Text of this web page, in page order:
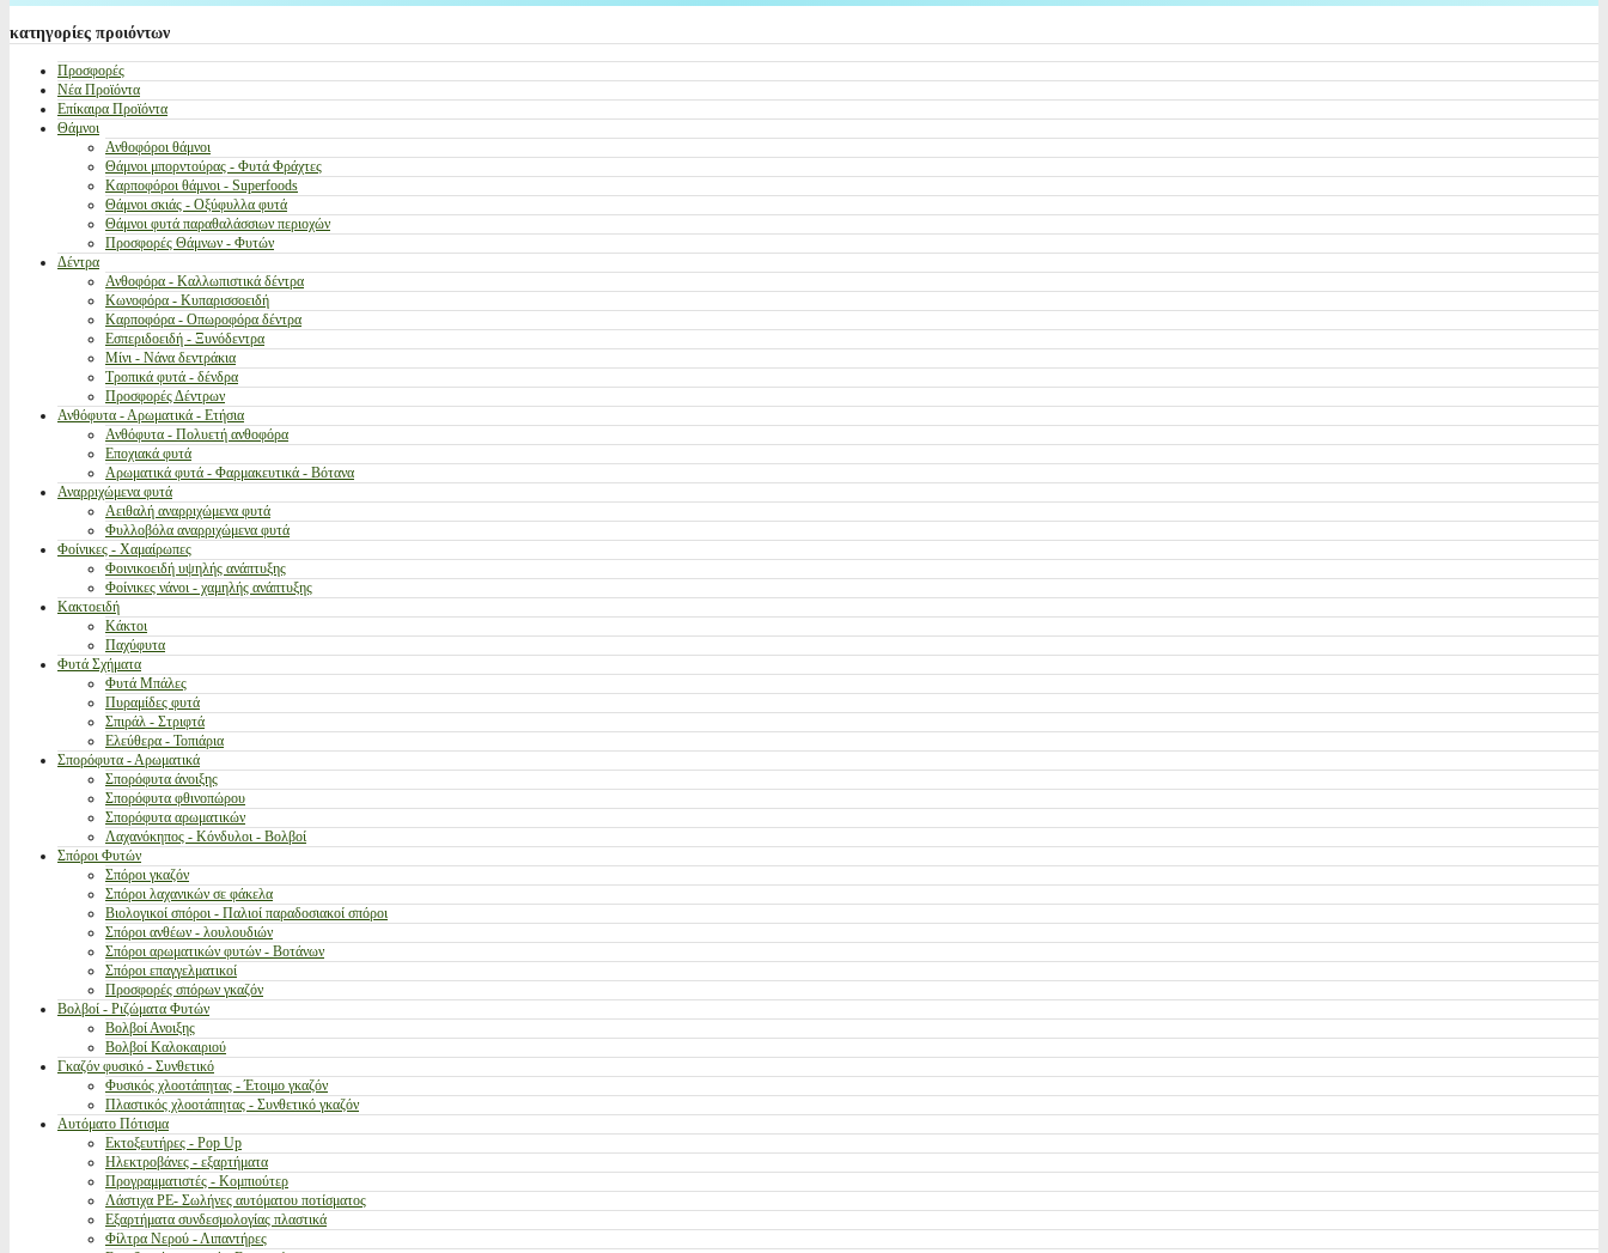
κατηγορίες προιόντων
Προσφορές
Νέα Προϊόντα
Επίκαιρα Προϊόντα
Θάμνοι
Ανθοφόροι θάμνοι
Θάμνοι μπορντούρας - Φυτά Φράχτες
Καρποφόροι θάμνοι - Superfoods
Θάμνοι σκιάς - Οξύφυλλα φυτά
Θάμνοι φυτά παραθαλάσσιων περιοχών
Προσφορές Θάμνων - Φυτών
Δέντρα
Ανθοφόρα - Καλλωπιστικά δέντρα
Κωνοφόρα - Κυπαρισσοειδή
Καρποφόρα - Οπωροφόρα δέντρα
Εσπεριδοειδή - Ξυνόδεντρα
Μίνι - Νάνα δεντράκια
Τροπικά φυτά - δένδρα
Προσφορές Δέντρων
Ανθόφυτα - Αρωματικά - Ετήσια
Ανθόφυτα - Πολυετή ανθοφόρα
Εποχιακά φυτά
Αρωματικά φυτά - Φαρμακευτικά - Βότανα
Αναρριχώμενα φυτά
Αειθαλή αναρριχώμενα φυτά
Φυλλοβόλα αναρριχώμενα φυτά
Φοίνικες - Χαμαίρωπες
Φοινικοειδή υψηλής ανάπτυξης
Φοίνικες νάνοι - χαμηλής ανάπτυξης
Κακτοειδή
Κάκτοι
Παχύφυτα
Φυτά Σχήματα
Φυτά Μπάλες
Πυραμίδες φυτά
Σπιράλ - Στριφτά
Ελεύθερα - Τοπιάρια
Σπορόφυτα - Αρωματικά
Σπορόφυτα άνοιξης
Σπορόφυτα φθινοπώρου
Σπορόφυτα αρωματικών
Λαχανόκηπος - Κόνδυλοι - Βολβοί
Σπόροι Φυτών
Σπόροι γκαζόν
Σπόροι λαχανικών σε φάκελα
Βιολογικοί σπόροι - Παλιοί παραδοσιακοί σπόροι
Σπόροι ανθέων - λουλουδιών
Σπόροι αρωματικών φυτών - Βοτάνων
Σπόροι επαγγελματικοί
Προσφορές σπόρων γκαζόν
Βολβοί - Ριζώματα Φυτών
Βολβοί Ανοιξης
Βολβοί Καλοκαιριού
Γκαζόν φυσικό - Συνθετικό
Φυσικός χλοοτάπητας - Έτοιμο γκαζόν
Πλαστικός χλοοτάπητας - Συνθετικό γκαζόν
Αυτόματο Πότισμα
Εκτοξευτήρες - Pop Up
Ηλεκτροβάνες - εξαρτήματα
Προγραμματιστές - Κομπιούτερ
Λάστιχα PE- Σωλήνες αυτόματου ποτίσματος
Εξαρτήματα συνδεσμολογίας πλαστικά
Φίλτρα Νερού - Λιπαντήρες